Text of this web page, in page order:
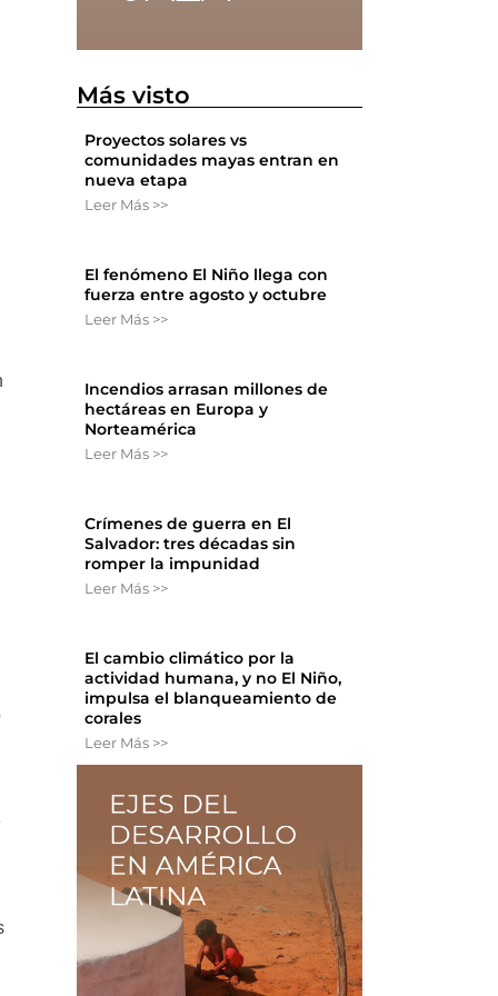
Más visto
Proyectos solares vs
comunidades mayas entran en
nueva etapa
Leer Más >>
El fenómeno El Niño llega con
fuerza entre agosto y octubre
Leer Más >>
Incendios arrasan millones de
hectáreas en Europa y
Norteamérica
Leer Más >>
Crímenes de guerra en El
Salvador: tres décadas sin
romper la impunidad
Leer Más >>
El cambio climático por la
actividad humana, y no El Niño,
impulsa el blanqueamiento de
corales
Leer Más >>